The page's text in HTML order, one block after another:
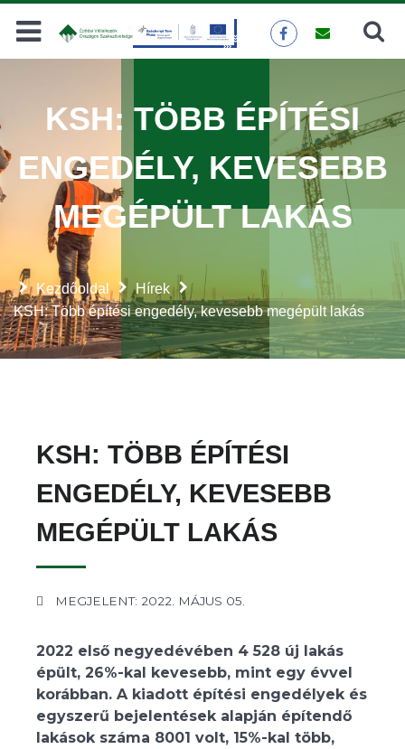
Keresés
Kezdőoldal
Hírek
KSH: Több építési engedély, kevesebb megépült lakás
KSH: TÖBB ÉPÍTÉSI
ENGEDÉLY, KEVESEBB
MEGÉPÜLT LAKÁS
KSH: TÖBB ÉPÍTÉSI
ENGEDÉLY, KEVESEBB
MEGÉPÜLT LAKÁS
MEGJELENT: 2022. MÁJUS 05.
2022 első negyedévében 4 528 új lakás
épült, 26%-kal kevesebb, mint egy évvel
korábban. A kiadott építési engedélyek és
egyszerű bejelentések alapján építendő
lakások száma 8001 volt, 15%-kal több,